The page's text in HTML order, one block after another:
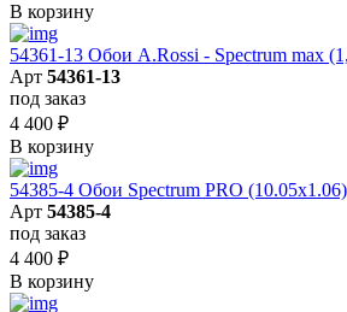
В корзину
54361-13 Обои A.Rossi - Spectrum max
Арт 54361-13
под заказ
4 400 ₽
В корзину
54385-4 Обои Spectrum PRO (10.05х1.06)
Арт 54385-4
под заказ
4 400 ₽
В корзину